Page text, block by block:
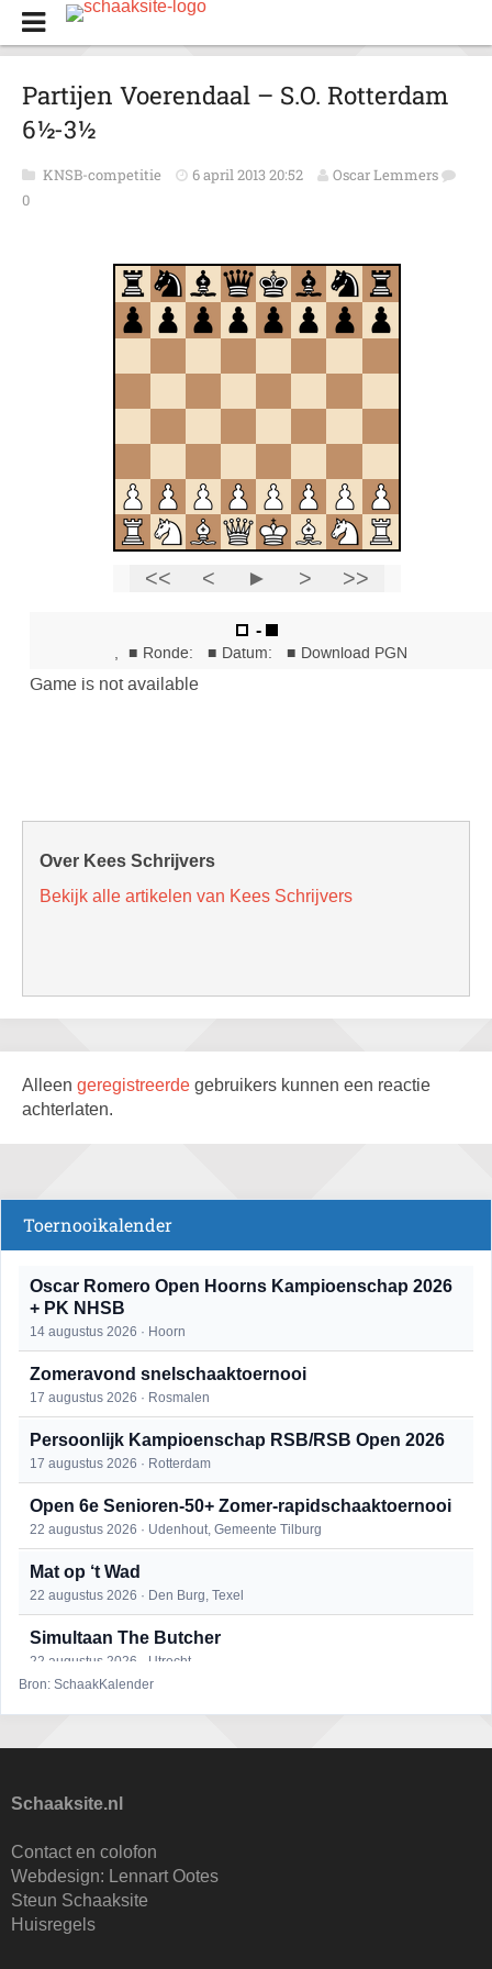
Partijen Voerendaal – S.O. Rotterdam
6½-3½
KNSB-competitie 6 april 2013 20:52
Oscar Lemmers
0
Over Kees Schrijvers
Bekijk alle artikelen van Kees Schrijvers
Alleen geregistreerde gebruikers kunnen een reactie
achterlaten.
Toernooikalender
Oscar Romero Open Hoorns Kampioenschap 2026
+ PK NHSB
14 augustus 2026 · Hoorn
Zomeravond snelschaaktoernooi
17 augustus 2026 · Rosmalen
Persoonlijk Kampioenschap RSB/RSB Open 2026
17 augustus 2026 · Rotterdam
Open 6e Senioren-50+ Zomer-rapidschaaktoernooi
22 augustus 2026 · Udenhout, Gemeente Tilburg
Mat op ‘t Wad
22 augustus 2026 · Den Burg, Texel
Simultaan The Butcher
22 augustus 2026 · Utrecht
25 augustus 2026 · Bunschoten-Spakenburg
27 augustus 2026 · Delft
KC Open
28 augustus 2026 · Haarlem
Bron: SchaakKalender
Schaaksite.nl
Contact en colofon
Webdesign: Lennart Ootes
Steun Schaaksite
Huisregels